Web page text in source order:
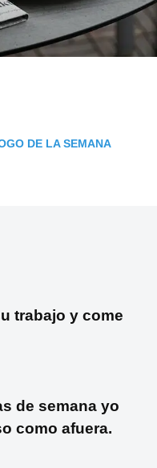
DE LA SEMANA
trabajo y come
de semana yo
como afuera.